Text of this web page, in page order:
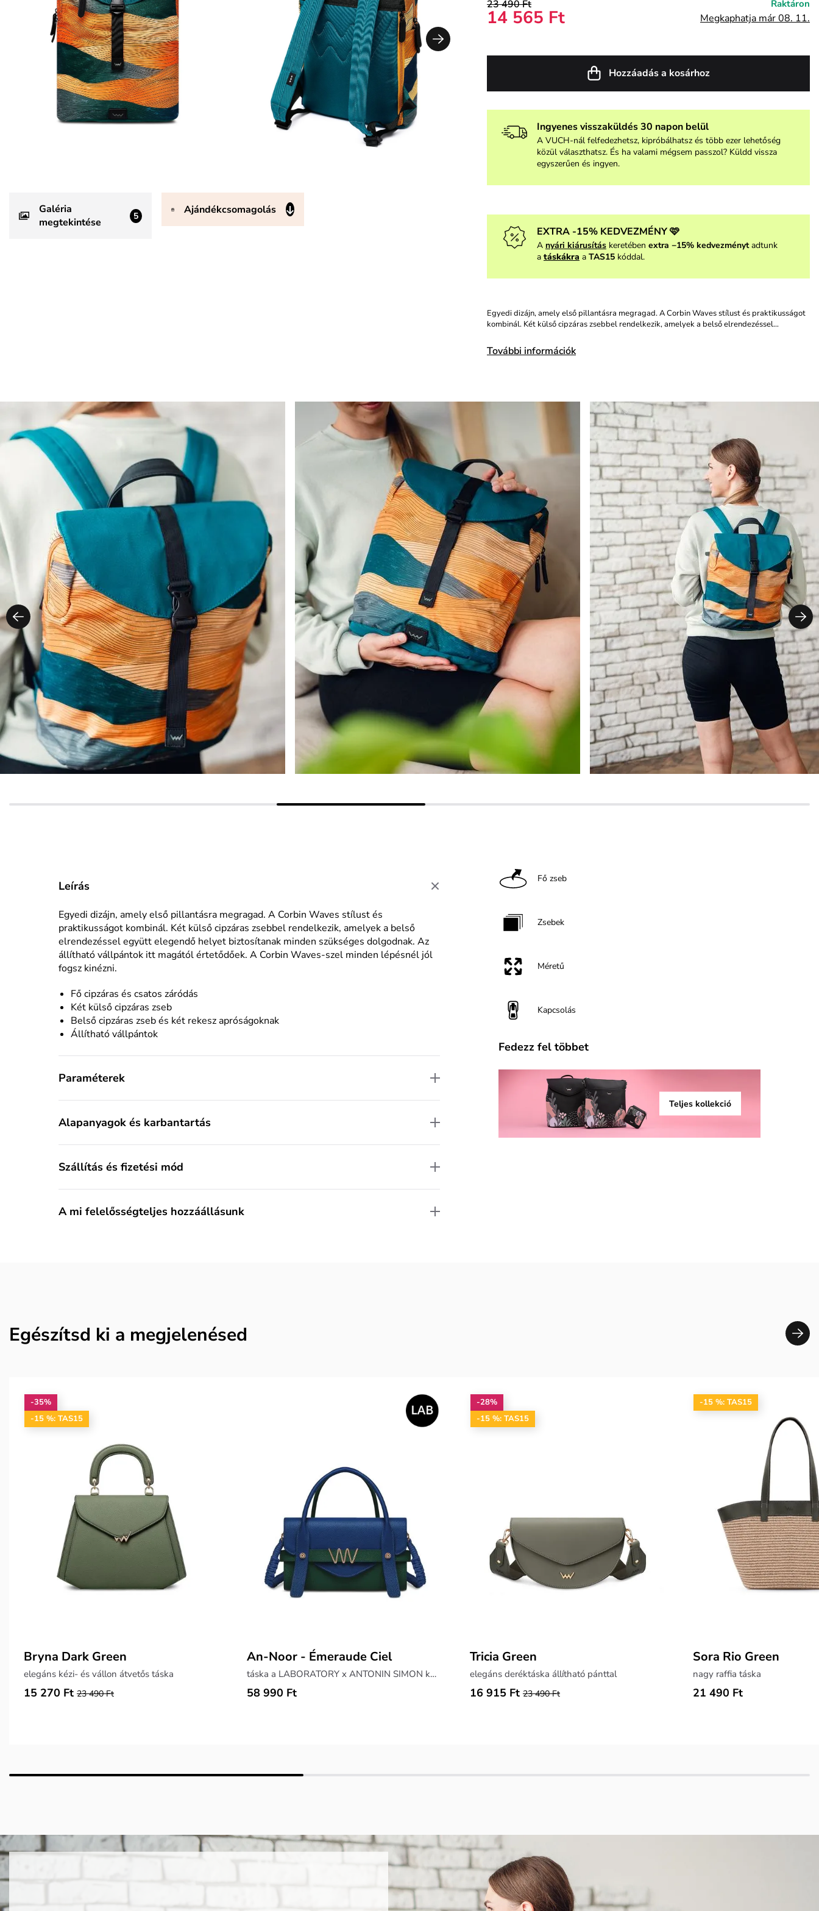
Galéria
megtekintése
5 Ajándékcsomagolás
23 490 Ft
14 565 Ft
Raktáron
Megkaphatja már 08. 11.
Hozzáadás a kosárhoz
Ingyenes visszaküldés 30 napon belül
A VUCH-nál felfedezhetsz, kipróbálhatsz és több ezer lehetőség
közül választhatsz. És ha valami mégsem passzol? Küldd vissza
egyszerűen és ingyen.
EXTRA -15% KEDVEZMÉNY 🩷
A nyári kiárusítás keretében extra −15% kedvezménytadtunk
a táskákra a TAS15kóddal.
Egyedi dizájn, amely első pillantásra megragad. A Corbin Waves stílust és praktikusságot
kombinál. Két külső cipzáras zsebbel rendelkezik, amelyek a belső elrendezéssel…
További információk
Leírás
Egyedi dizájn, amely első pillantásra megragad. A Corbin Waves stílust és
praktikusságot kombinál. Két külső cipzáras zsebbel rendelkezik, amelyek a belső
elrendezéssel együtt elegendő helyet biztosítanak minden szükséges dolgodnak. Az
állítható vállpántok itt magától értetődőek. A Corbin Waves-szel minden lépésnél jól
fogsz kinézni.
Fő cipzáras és csatos záródás
Két külső cipzáras zseb
Belső cipzáras zseb és két rekesz apróságoknak
Állítható vállpántok
Paraméterek
Alapanyagok és karbantartás
Szállítás és fizetési mód
A mi felelősségteljes hozzáállásunk
Fő zseb
Zsebek
Méretű
Kapcsolás
Fedezz fel többet
Teljes kollekció
Egészítsd ki a megjelenésed
-35%
-15 %: TAS15
Bryna Dark Green
elegáns kézi- és vállon átvetős táska
15 270 Ft 23 490 Ft
An-Noor - Émeraude Ciel
táska a LABORATORY x ANTONIN SIMON kollekcióból
58 990 Ft
-28%
-15 %: TAS15
Tricia Green
elegáns deréktáska állítható pánttal
16 915 Ft 23 490 Ft
-15 %: TAS15
Sora Rio Green
nagy raffia táska
21 490 Ft